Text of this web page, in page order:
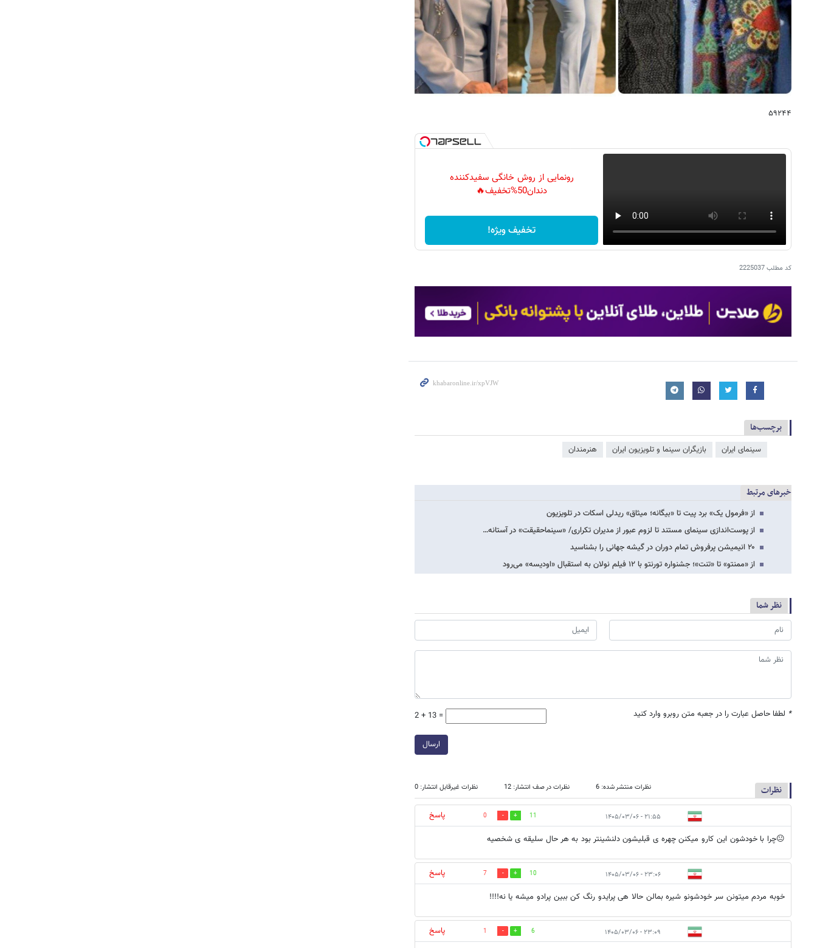
۵۹۲۴۴
رونمایی از روش خانگی سفیدکننده
دندان50%تخفیف🔥
تخفیف ویژه!
کد مطلب2225037
برچسب‌ها
سینمای ایران بازیگران سینما و تلویزیون ایران هنرمندان
خبرهای مرتبط
از «فرمول یک» برد پیت تا «بیگانه؛ میثاق» ریدلی اسکات در تلویزیون
از پوست‌اندازی سینمای مستند تا لزوم عبور از مدیران تکراری/ «سینماحقیقت» در آستانه…
۲۰ انیمیشن پرفروش تمام دوران در گیشه جهانی را بشناسید
از «ممنتو» تا «تنت»؛ جشنواره تورنتو با ۱۲ فیلم نولان به استقبال «اودیسه» می‌رود
نظر شما
* لطفا حاصل عبارت را در جعبه متن روبرو وارد کنید 2 + 13 =
ارسال
نظرات نظرات منتشر شده: 6 نظرات در صف انتشار: 12 نظرات غیرقابل انتشار: 0
۲۱:۵۵ - ۱۴۰۵/۰۳/۰۶ 11
0
پاسخ
😐چرا با خودشون این کارو میکنن چهره ی قبلیشون دلنشینتر بود به هر حال سلیقه ی شخصیه
۲۳:۰۶ - ۱۴۰۵/۰۳/۰۶ 10
7
پاسخ
خوبه مردم میتونن سر خودشونو شیره بمالن حالا هی پرایدو رنگ کن ببین پرادو میشه یا نه!!!!
۲۳:۰۹ - ۱۴۰۵/۰۳/۰۶ 6
1 پاسخ